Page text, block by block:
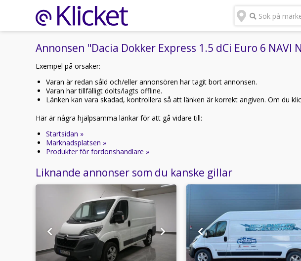
Sök på
Annonsen "Dacia Dokker Express 1.5 dCi Euro 6 NAVI
Exempel på orsaker:
Varan är redan såld och/eller annonsören har tagit bort annonsen.
Varan har tillfälligt dolts/lagts offline.
Länken kan vara skadad, kontrollera så att länken är korrekt angiven. Om du
Här är några hjälpsamma länkar för att gå vidare till:
Startsidan »
Marknadsplatsen »
Produkter för fordonshandlare »
Liknande annonser som du kanske gillar